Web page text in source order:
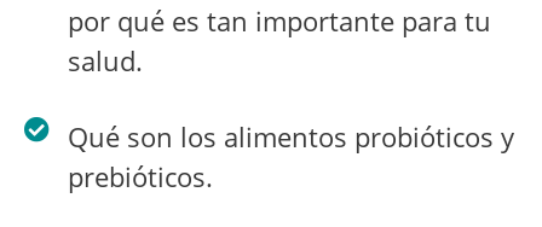
por qué es tan importante para tu
salud.
Qué son los alimentos probióticos y
prebióticos.